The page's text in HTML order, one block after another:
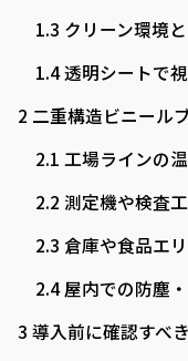
1.3 クリーン環境
1.4透明シートで
2 二重構造ビニール
2.1 工場ラインの
2.2 測定機や検査
2.3 倉庫や食品エ
2.4屋内での防塵
3 導入前に確認すべ